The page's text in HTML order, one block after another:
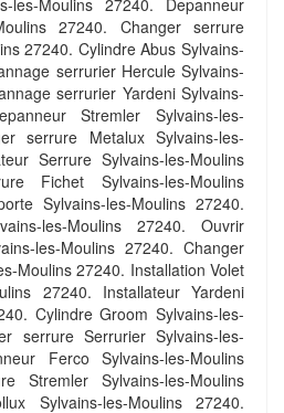
les-Moulins 27240. Depanneur
27240. Changer serrure
27240. Cylindre Abus Sylvains-
serrurier Hercule Sylvains-
serrurier Yardeni Sylvains-
Stremler Sylvains-les-
serrure Metalux Sylvains-les-
Serrure Sylvains-les-Moulins
Fichet Sylvains-les-Moulins
Sylvains-les-Moulins 27240.
les-Moulins 27240. Ouvrir
les-Moulins 27240. Changer
Moulins 27240. Installation Volet
27240. Installateur Yardeni
Cylindre Groom Sylvains-les-
serrure Serrurier Sylvains-les-
Ferco Sylvains-les-Moulins
Stremler Sylvains-les-Moulins
Sylvains-les-Moulins 27240.